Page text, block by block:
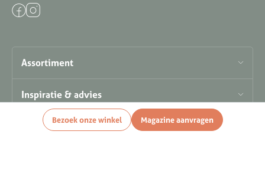
Bezoek onze winkel Magazine aanvragen
Assortiment
Inspiratie & advies
Openingstijden